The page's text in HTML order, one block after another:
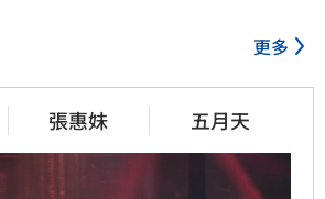
更多
張惠妹 五月天